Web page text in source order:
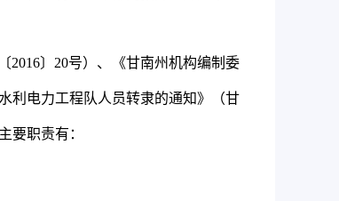
2016〕 20号）、《甘南州机构编制委
利电力工程队人员转隶的通知》（甘
要职责有：